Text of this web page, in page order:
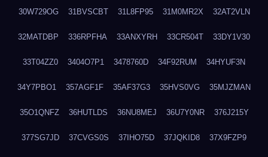
30W729OG 31BVSCBT 31L8FP95 31M0MR2X 32AT2VLN
32MATDBP 336RPFHA 33ANXYRH 33CR504T 33DY1V30
33T04ZZ0 3404O7P1 3478760D 34F92RUM 34HYUF3N
34Y7PBO1 357AGF1F 35AF37G3 35HVS0VG 35MJZMAN
35O1QNFZ 36HUTLDS 36NU8MEJ 36U7Y0NR 376J215Y
377SG7JD 37CVGS0S 37IHO75D 37JQKID8 37X9FZP9